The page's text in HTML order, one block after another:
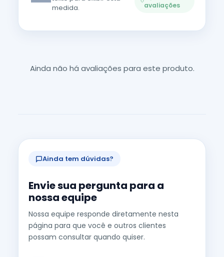
medida.
avaliações
Ainda não há avaliações para este produto.
Ainda tem dúvidas?
Envie sua pergunta para a
nossa equipe
Nossa equipe responde diretamente nesta
página para que você e outros clientes
possam consultar quando quiser.